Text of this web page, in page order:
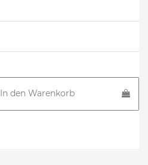
In den Warenkorb